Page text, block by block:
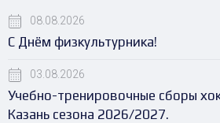
08.08.2026
С Днём физкультурника!
03.08.2026
Учебно-тренировочные сборы
Казань сезона 2026/2027.